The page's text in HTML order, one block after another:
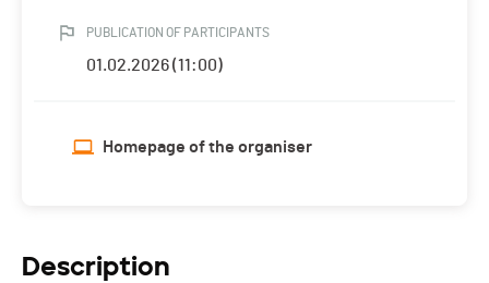
PUBLICATION OF PARTICIPANTS
01.02.2026 (11:00)
Homepage of the organiser
Description